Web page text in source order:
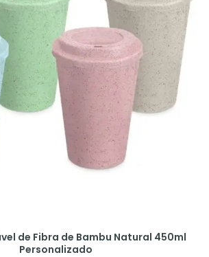
de Fibra de Bambu Natural 450ml
Personalizado